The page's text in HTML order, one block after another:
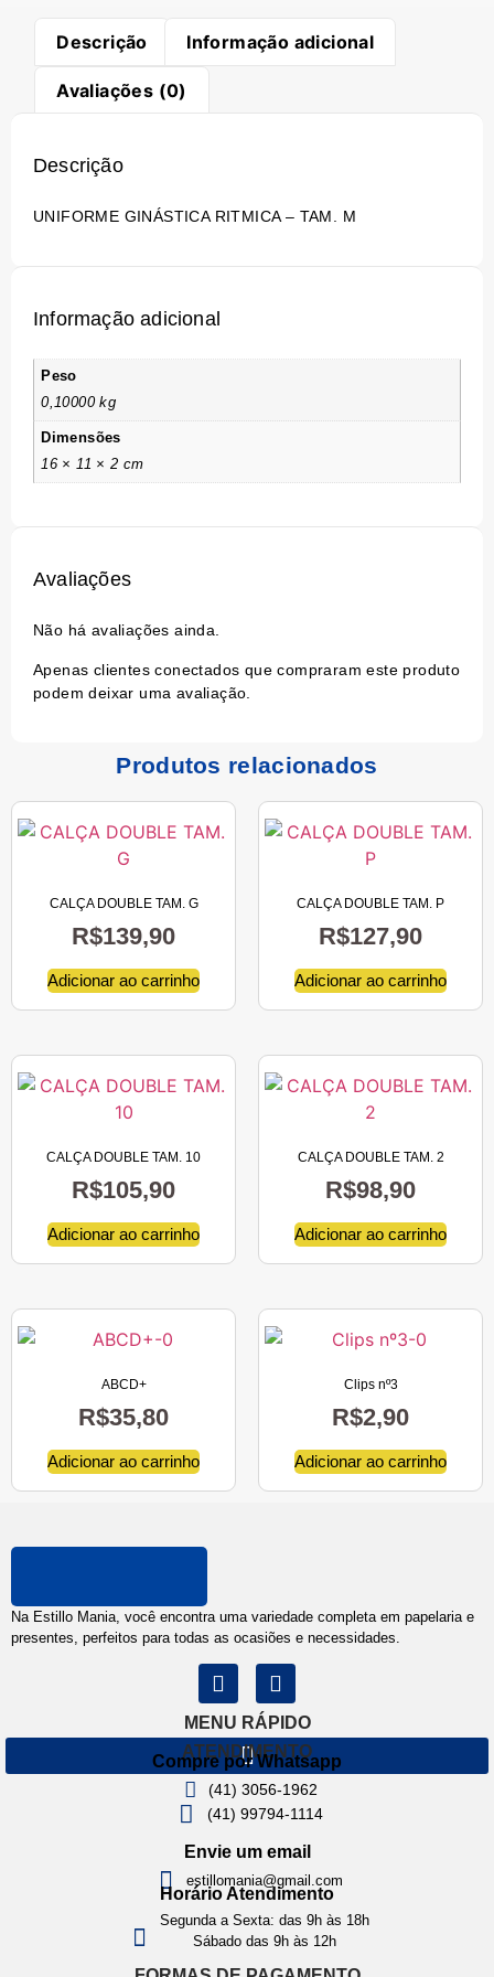
Descrição Informação adicional
Avaliações (0)
Descrição
UNIFORME GINÁSTICA RITMICA – TAM. M
Informação adicional
Peso
0,10000 kg
Dimensões
16 × 11 × 2 cm
Avaliações
Não há avaliações ainda.
Apenas clientes conectados que compraram este produto
podem deixar uma avaliação.
Produtos relacionados
CALÇA DOUBLE TAM. G
R$139,90
Adicionar ao carrinho
CALÇA DOUBLE TAM. P
R$127,90
Adicionar ao carrinho
CALÇA DOUBLE TAM. 10
R$105,90
Adicionar ao carrinho
CALÇA DOUBLE TAM. 2
R$98,90
Adicionar ao carrinho
ABCD+
R$35,80
Adicionar ao carrinho
Clips nº3
R$2,90
Adicionar ao carrinho
Na Estillo Mania, você encontra uma variedade completa em papelaria e
presentes, perfeitos para todas as ocasiões e necessidades.
MENU RÁPIDO
ATENDIMENTO
Compre por Whatsapp
(41) 3056-1962
(41) 99794-1114
Envie um email
estillomania@gmail.com
Horário Atendimento
Segunda a Sexta: das 9h às 18h
Sábado das 9h às 12h